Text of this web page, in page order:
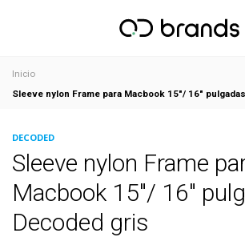
Inicio
Sleeve nylon Frame para Macbook 15"/ 16"
DECODED
Sleeve nylon Frame
Macbook 15"/ 16"
Decoded gris